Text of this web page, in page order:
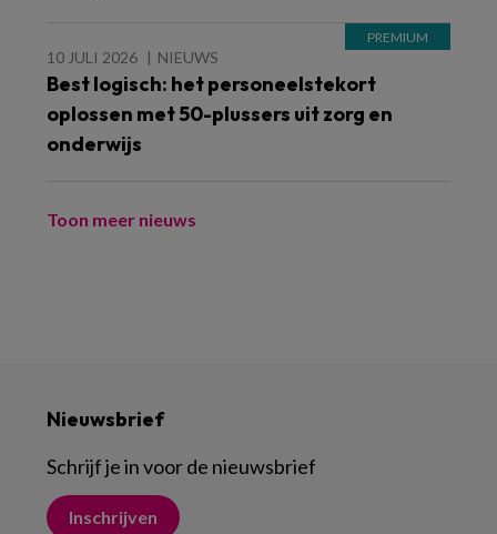
10 JULI 2026 NIEUWS
Best logisch: het personeelstekort
oplossen met 50-plussers uit zorg en
onderwijs
Toon meer nieuws
Nieuwsbrief
Schrijf je in voor de nieuwsbrief
Inschrijven